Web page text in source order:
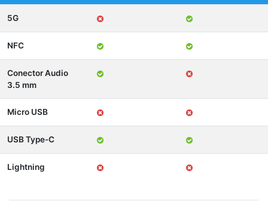
5G
NFC
Conector Audio
3.5 mm
Micro USB
USB Type-C
Lightning